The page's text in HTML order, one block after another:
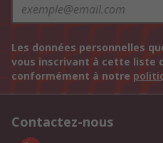
Les données personnelles
vous inscrivant à cette liste
conformément à notre
Contactez-nous